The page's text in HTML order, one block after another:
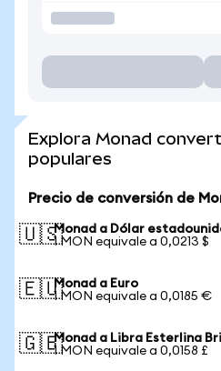
Explora Monad
populares
Precio de conversión de
🇺🇸Monad a Dólar
1 MON equivale a 0,0213 $
🇪🇺Monad a Euro
1 MON equivale a 0,0185 €
🇬🇧Monad a Libra Esterlina
1 MON equivale a 0,0158 £